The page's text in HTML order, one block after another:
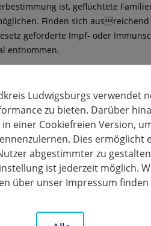
ist, geflüchtete
Finden sich
geforderte Impf- oder
entnommen.
wurden 278 Blutentnahmen
Kinder zwischen sechs und 17
stellt das Material für die
Geschäftsführerin des MVZ
Dr. Karlin Stark ist ein
und hilfreiches Angebot
betont Dr. Uschi Traub,
oder Betreuten in
Der Impfschutz
die Masernimpfung
Ludwigsburgs verwendet
zu bieten. Darüber
einer Cookiefreien Version,
Dies ermöglicht
abgestimmter zu
ist jederzeit möglich.
über unser Impressum finden